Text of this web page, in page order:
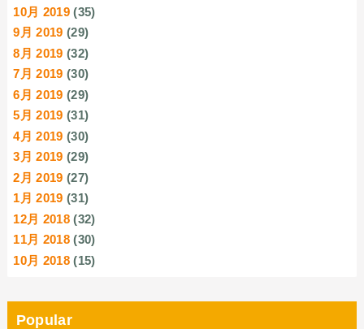
10月 2019 (35)
9月 2019 (29)
8月 2019 (32)
7月 2019 (30)
6月 2019 (29)
5月 2019 (31)
4月 2019 (30)
3月 2019 (29)
2月 2019 (27)
1月 2019 (31)
12月 2018 (32)
11月 2018 (30)
10月 2018 (15)
Popular